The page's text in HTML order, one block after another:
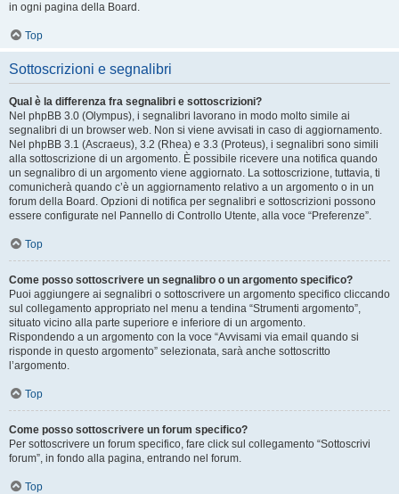
in ogni pagina della Board.
Top
Sottoscrizioni e segnalibri
Qual è la differenza fra segnalibri e sottoscrizioni?
Nel phpBB 3.0 (Olympus), i segnalibri lavorano in modo molto simile ai
segnalibri di un browser web. Non si viene avvisati in caso di aggiornamento.
Nel phpBB 3.1 (Ascraeus), 3.2 (Rhea) e 3.3 (Proteus), i segnalibri sono simili
alla sottoscrizione di un argomento. È possibile ricevere una notifica quando
un segnalibro di un argomento viene aggiornato. La sottoscrizione, tuttavia, ti
comunicherà quando c’è un aggiornamento relativo a un argomento o in un
forum della Board. Opzioni di notifica per segnalibri e sottoscrizioni possono
essere configurate nel Pannello di Controllo Utente, alla voce “Preferenze”.
Top
Come posso sottoscrivere un segnalibro o un argomento specifico?
Puoi aggiungere ai segnalibri o sottoscrivere un argomento specifico cliccando
sul collegamento appropriato nel menu a tendina “Strumenti argomento”,
situato vicino alla parte superiore e inferiore di un argomento.
Rispondendo a un argomento con la voce “Avvisami via email quando si
risponde in questo argomento” selezionata, sarà anche sottoscritto
l’argomento.
Top
Come posso sottoscrivere un forum specifico?
Per sottoscrivere un forum specifico, fare click sul collegamento “Sottoscrivi
forum”, in fondo alla pagina, entrando nel forum.
Top